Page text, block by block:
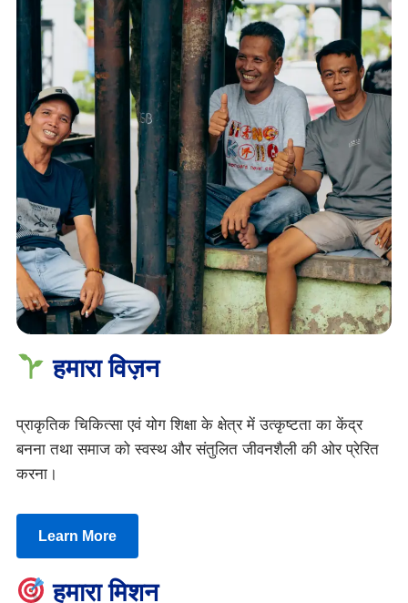
हमारा विज़न
प्राकृतिक चिकित्सा एवं योग शिक्षा के क्षेत्र में उत्कृष्टता का केंद्र
बनना तथा समाज को स्वस्थ और संतुलित जीवनशैली की ओर प्रेरित
करना।
Learn More
हमारा मिशन